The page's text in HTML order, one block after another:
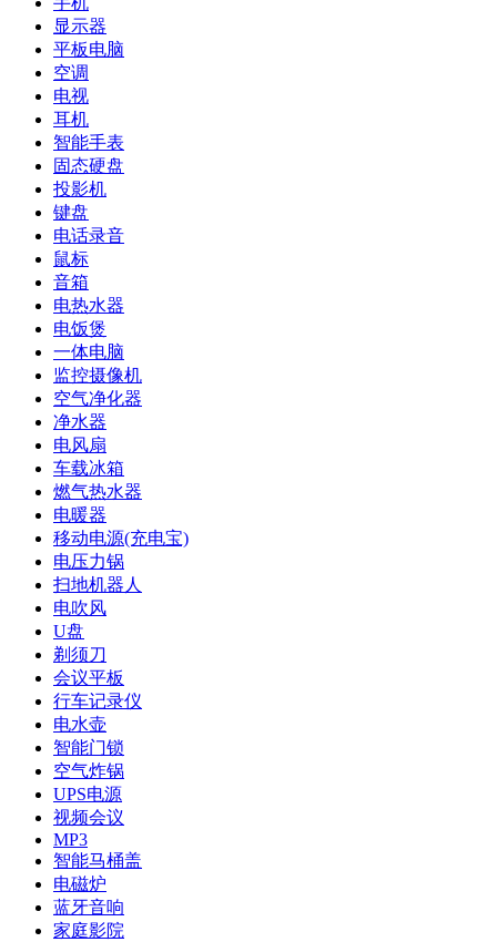
显示器
平板电脑
空调
电视
耳机
智能手表
固态硬盘
投影机
键盘
电话录音
鼠标
音箱
电热水器
电饭煲
一体电脑
监控摄像机
空气净化器
净水器
电风扇
车载冰箱
燃气热水器
电暖器
移动电源(充电宝)
电压力锅
扫地机器人
电吹风
U盘
剃须刀
会议平板
行车记录仪
电水壶
智能门锁
空气炸锅
UPS电源
视频会议
MP3
智能马桶盖
电磁炉
蓝牙音响
家庭影院